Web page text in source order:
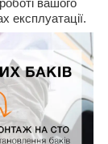
вашого
експлуатації.